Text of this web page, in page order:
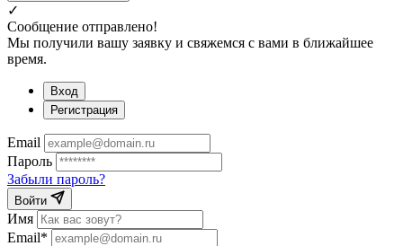
✓
Сообщение отправлено!
Мы получили вашу заявку и свяжемся с вами в ближайшее
время.
Вход
Регистрация
Email
Пароль
Забыли пароль?
Войти
Имя
Email*